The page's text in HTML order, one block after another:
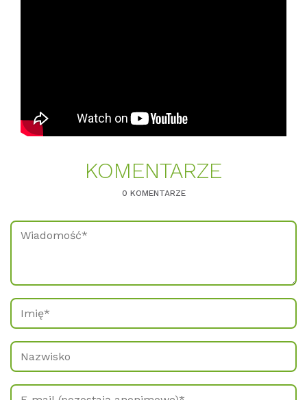
KO­MEN­TAR­ZE
0 KOMENTARZE